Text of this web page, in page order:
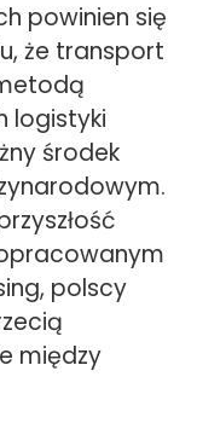
powinien się
że transport
logistyki
środek
polscy
między